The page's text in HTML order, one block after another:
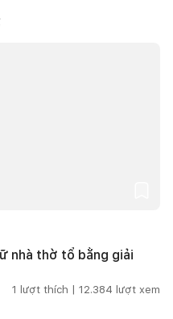
nhà thờ tổ bằng giải
1 lượt thích | 12.384 lượt xem